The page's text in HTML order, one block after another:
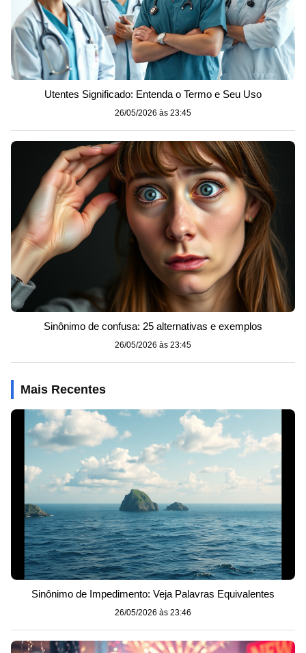
Utentes Significado: Entenda o Termo e Seu Uso
26/05/2026 às 23:45
Sinônimo de confusa: 25 alternativas e exemplos
26/05/2026 às 23:45
Mais Recentes
Sinônimo de Impedimento: Veja Palavras Equivalentes
26/05/2026 às 23:46